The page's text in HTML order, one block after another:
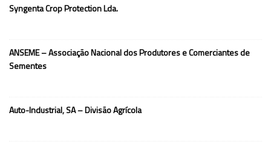
Syngenta Crop Protection Lda.
ANSEME – Associação Nacional dos Produtores e Comerciantes de
Sementes
Auto-Industrial, SA – Divisão Agrícola